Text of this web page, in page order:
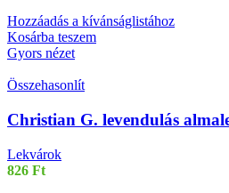
Hozzáadás a kívánságlistához
Kosárba teszem
Gyors nézet
Összehasonlít
Christian G. levendulás
Lekvárok
826 Ft